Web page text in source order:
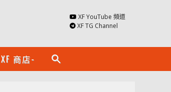
XF YouTube 頻道
XF TG Channel
商店- search